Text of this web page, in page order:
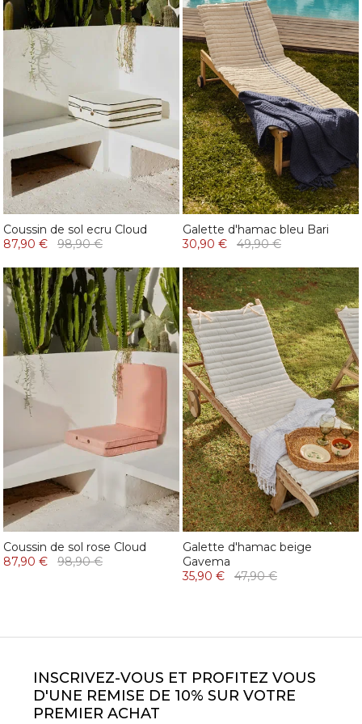
Coussin de sol ecru Cloud
87,90 €
98,90 €
Galette d'hamac bleu Bari
30,90 €
49,90 €
Coussin de sol rose Cloud
87,90 €
98,90 €
Galette d'hamac beige
Gavema
35,90 €
47,90 €
INSCRIVEZ-VOUS ET PROFITEZ VOUS
D'UNE REMISE DE 10% SUR VOTRE
PREMIER ACHAT